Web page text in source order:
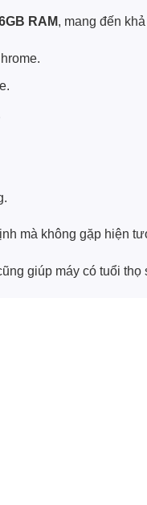
RAM, mang đến
mà không gặp hiện
giúp máy có tuổi